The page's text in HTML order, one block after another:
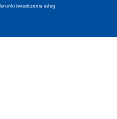
świadczenia usług